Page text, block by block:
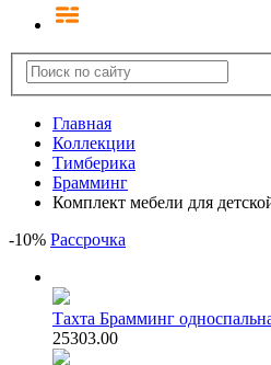
Главная
Коллекции
Тимберика
Брамминг
Комплект мебели для
-10% Рассрочка
Тахта Брамминг
25303.00